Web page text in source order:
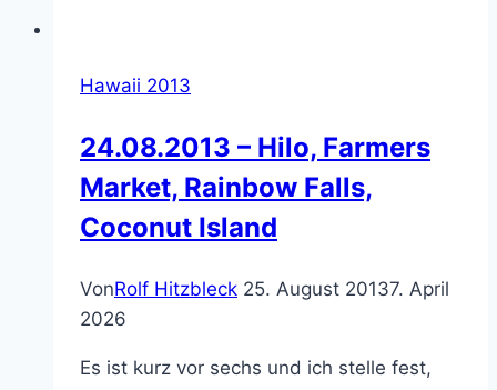
Hawaii 2013
24.08.2013 – Hilo, Farmers
Market, Rainbow Falls,
Coconut Island
VonRolf Hitzbleck 25. August 20137. April
2026
Es ist kurz vor sechs und ich stelle fest,